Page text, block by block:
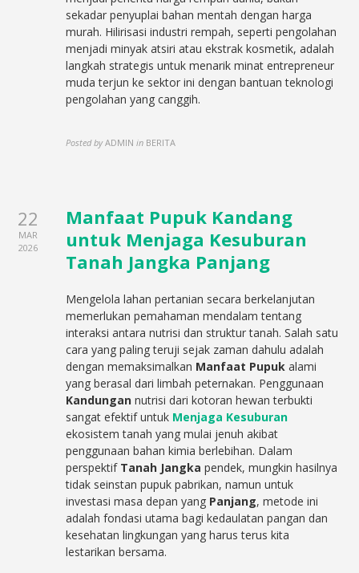
sekadar penyuplai bahan mentah dengan harga
murah. Hilirisasi industri rempah, seperti pengolahan
menjadi minyak atsiri atau ekstrak kosmetik, adalah
langkah strategis untuk menarik minat entrepreneur
muda terjun ke sektor ini dengan bantuan teknologi
pengolahan yang canggih.
Posted by ADMIN in BERITA
22
MAR
2026
Manfaat Pupuk Kandang
untuk Menjaga Kesuburan
Tanah Jangka Panjang
Mengelola lahan pertanian secara berkelanjutan
memerlukan pemahaman mendalam tentang
interaksi antara nutrisi dan struktur tanah. Salah satu
cara yang paling teruji sejak zaman dahulu adalah
dengan memaksimalkan Manfaat Pupuk alami
yang berasal dari limbah peternakan. Penggunaan
Kandungan nutrisi dari kotoran hewan terbukti
sangat efektif untuk Menjaga Kesuburan
ekosistem tanah yang mulai jenuh akibat
penggunaan bahan kimia berlebihan. Dalam
perspektif Tanah Jangka pendek, mungkin hasilnya
tidak seinstan pupuk pabrikan, namun untuk
investasi masa depan yang Panjang, metode ini
adalah fondasi utama bagi kedaulatan pangan dan
kesehatan lingkungan yang harus terus kita
lestarikan bersama.